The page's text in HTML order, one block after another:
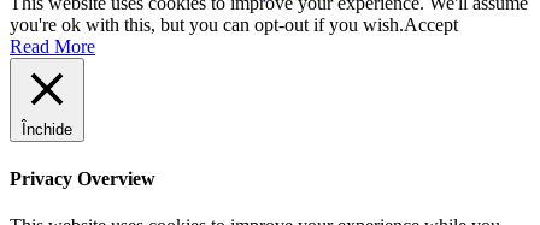
you're ok with this, but you can opt-out if you wish.Accept
Read More
Închide
Privacy Overview